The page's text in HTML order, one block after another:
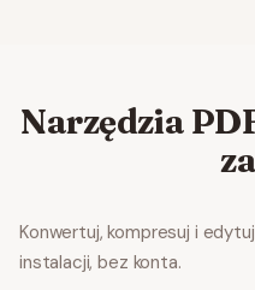
Narzędzia
Konwertuj, kompresuj i
instalacji, bez konta.